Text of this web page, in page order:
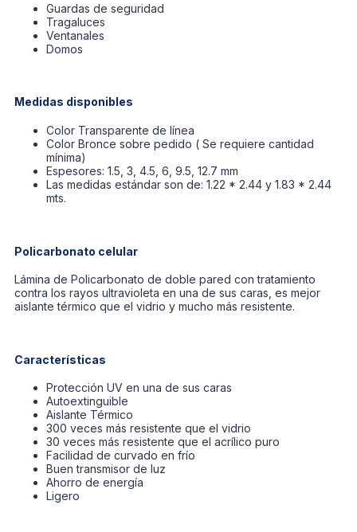
Guardas de seguridad
Tragaluces
Ventanales
Domos
Medidas disponibles
Color Transparente de línea
Color Bronce sobre pedido ( Se requiere cantidad
mínima)
Espesores: 1.5, 3, 4.5, 6, 9.5, 12.7 mm
Las medidas estándar son de: 1.22 * 2.44 y 1.83 * 2.44
mts.
Policarbonato celular
Lámina de Policarbonato de doble pared con tratamiento
contra los rayos ultravioleta en una de sus caras, es mejor
aislante térmico que el vidrio y mucho más resistente.
Características
Protección UV en una de sus caras
Autoextinguible
Aislante Térmico
300 veces más resistente que el vidrio
30 veces más resistente que el acrílico puro
Facilidad de curvado en frío
Buen transmisor de luz
Ahorro de energía
Ligero